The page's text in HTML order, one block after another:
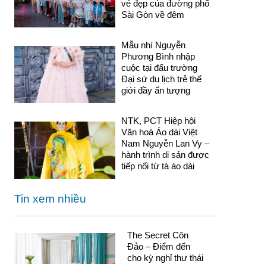
vẻ đẹp của đường phố
Sài Gòn về đêm
Mẫu nhí Nguyễn
Phương Bình nhập
cuộc tại đấu trường
Đại sứ du lịch trẻ thế
giới đầy ấn tượng
NTK, PCT Hiệp hội
Văn hoá Áo dài Việt
Nam Nguyễn Lan Vy –
hành trình di sản được
tiếp nối từ tà áo dài
Tin xem nhiều
The Secret Côn
Đảo – Điểm đến
cho kỳ nghỉ thư thái